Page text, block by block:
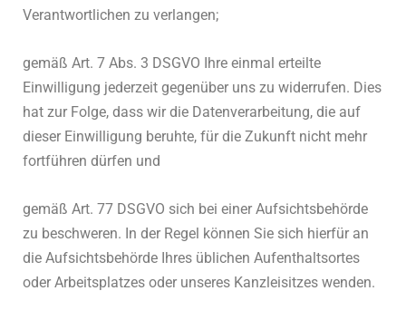
Verantwortlichen zu verlangen;
gemäß Art. 7 Abs. 3 DSGVO Ihre einmal erteilte
Einwilligung jederzeit gegenüber uns zu widerrufen. Dies
hat zur Folge, dass wir die Datenverarbeitung, die auf
dieser Einwilligung beruhte, für die Zukunft nicht mehr
fortführen dürfen und
gemäß Art. 77 DSGVO sich bei einer Aufsichtsbehörde
zu beschweren. In der Regel können Sie sich hierfür an
die Aufsichtsbehörde Ihres üblichen Aufenthaltsortes
oder Arbeitsplatzes oder unseres Kanzleisitzes wenden.